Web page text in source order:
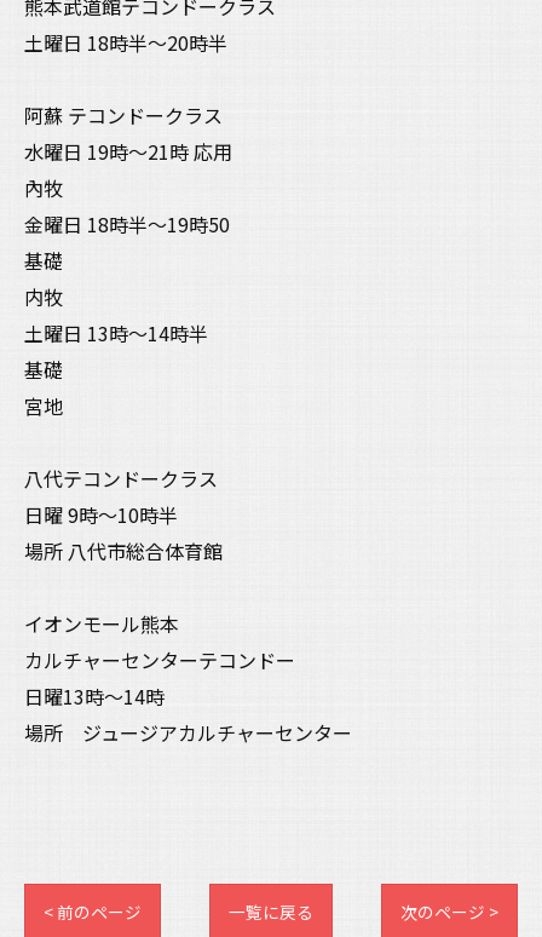
熊本武道館テコンドークラス
土曜日 18時半〜20時半
阿蘇 テコンドークラス
水曜日 19時〜21時 応用
內牧
金曜日 18時半〜19時50
基礎
内牧
土曜日 13時〜14時半
基礎
宮地
八代テコンドークラス
日曜 9時〜10時半
場所 八代市総合体育館
イオンモール熊本
カルチャーセンターテコンドー
日曜13時〜14時
場所 ジュージアカルチャーセンター
< 前のページ 一覧に戻る 次のページ >